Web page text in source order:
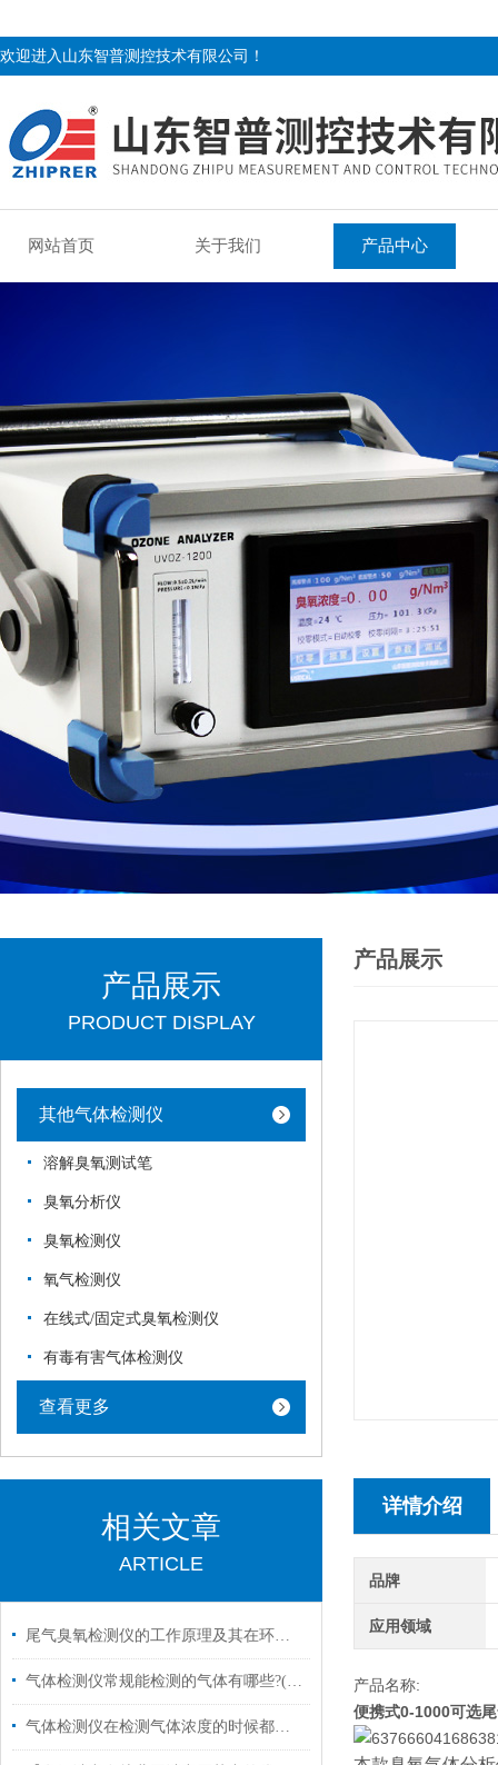
欢迎进入山东智普测控技术有限公司！
网站首页 关于我们 产品中心
产品展示
PRODUCT DISPLAY
其他气体检测仪
溶解臭氧测试笔
臭氧分析仪
臭氧检测仪
氧气检测仪
在线式/固定式臭氧检测仪
有毒有害气体检测仪
查看更多
相关文章
ARTICLE
尾气臭氧检测仪的工作原理及其在环保监测中的应用
气体检测仪常规能检测的气体有哪些?(一)
气体检测仪在检测气体浓度的时候都遇到哪些问题?
产品展示
详情介绍
品牌
应用领域
产品名称:
便携式0-1000可选